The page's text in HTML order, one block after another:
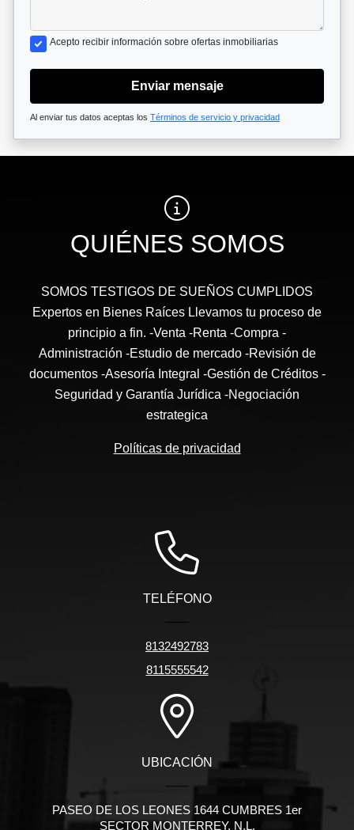
Acepto recibir información sobre ofertas inmobiliarias
Enviar mensaje
Al enviar tus datos aceptas los Términos de servicio y privacidad
QUIÉNES SOMOS
SOMOS TESTIGOS DE SUEÑOS CUMPLIDOS
Expertos en Bienes Raíces Llevamos tu proceso de
principio a fin. -Venta -Renta -Compra -
Administración -Estudio de mercado -Revisión de
documentos -Asesoría Integral -Gestión de Créditos -
Seguridad y Garantía Jurídica -Negociación
estrategica
Políticas de privacidad
TELÉFONO
8132492783
8115555542
UBICACIÓN
PASEO DE LOS LEONES 1644 CUMBRES 1er
SECTOR MONTERREY, N.L.